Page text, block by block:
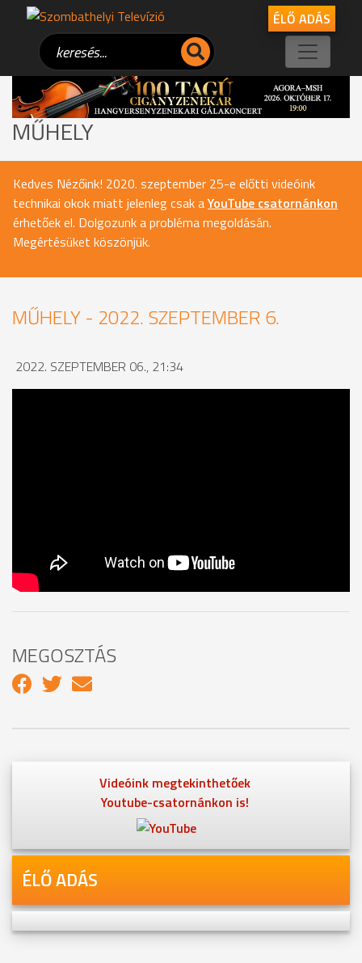
ÉLŐ ADÁS
MŰHELY
Kedves Nézőink! 2020. szeptember 25-e előtti videóink
technikai okok miatt jelenleg csak aYouTube csatornánkon
érhetőek el. Dolgozunk a probléma megoldásán.
Megértésüket köszönjük.
MŰHELY - 2022. SZEPTEMBER 6.
2022. SZEPTEMBER 06., 21:34
MEGOSZTÁS
Videóink megtekinthetőek
Youtube-csatornánkon is!
ÉLŐ ADÁS